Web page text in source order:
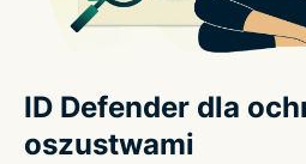
ID Defender dla
oszustwami